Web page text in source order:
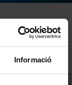
Informació